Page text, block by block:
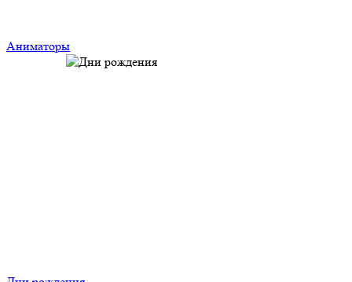
Аниматоры